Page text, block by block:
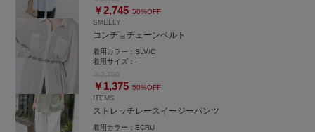
￥2,745 50%OFF
SMELLY
コンチョチェーンベルト
着用カラー：SLV/C
着用サイズ：-
￥1,375 50%OFF
ITEMS
ストレッチレースイージーパンツ
着用カラー： ECRU